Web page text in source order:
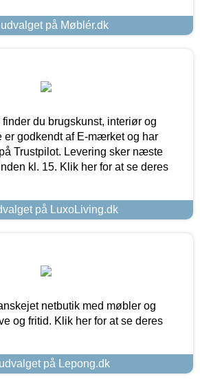
på Møblér.dk
du brugskunst, interiør og
er godkendt af E-mærket og har
Trustpilot. Levering sker næste
kl. 15. Klik her for at se deres
på LuxoLiving.dk
netbutik med møbler og
og fritid. Klik her for at se deres
på Lepong.dk